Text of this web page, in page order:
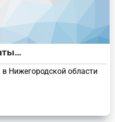
Нижегородской области